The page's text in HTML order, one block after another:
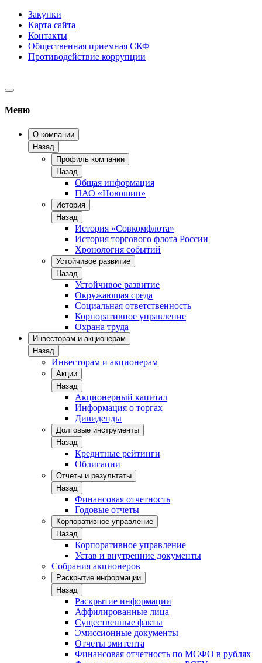
Закупки
Карта сайта
Контакты
Общественная приемная СКФ
Противодействие коррупции
Меню
О компании
Назад
Профиль компании
Назад
Общая информация
ПАО «Новошип»
История
Назад
История «Совкомфлота»
История торгового флота России
Хронология событий
Устойчивое развитие
Назад
Устойчивое развитие
Окружающая среда
Социальная ответственность
Корпоративное управление
Охрана труда
Инвесторам и акционерам
Назад
Инвесторам и акционерам
Акции
Назад
Акционерный капитал
Информация о торгах
Дивиденды
Долговые инструменты
Назад
Кредитные рейтинги
Облигации
Отчеты и результаты
Назад
Финансовая отчетность
Годовые отчеты
Корпоративное управление
Назад
Корпоративное управление
Устав и внутренние документы
Собрания акционеров
Раскрытие информации
Назад
Раскрытие информации
Аффилированные лица
Существенные факты
Эмиссионные документы
Отчеты эмитента
Финансовая отчетность по МСФО в рублях